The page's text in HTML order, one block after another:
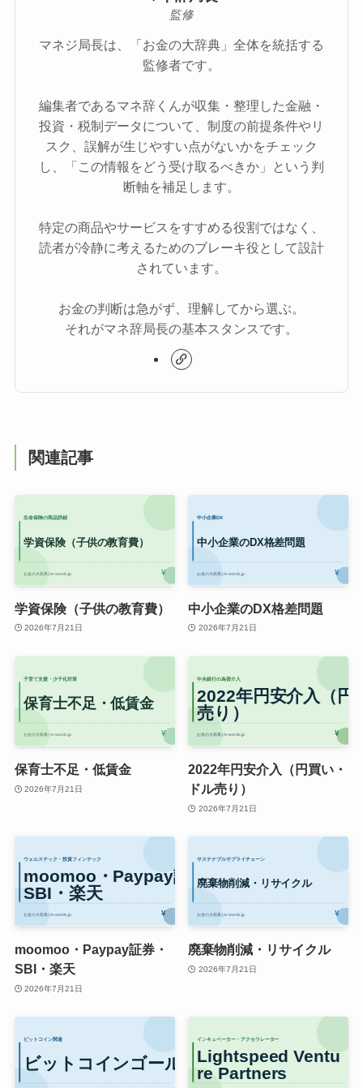
監修
マネジ局長は、「お金の大辞典」全体を統括する
監修者です。
編集者であるマネ辞くんが収集・整理した金融・
投資・税制データについて、制度の前提条件やリ
スク、誤解が生じやすい点がないかをチェック
し、「この情報をどう受け取るべきか」という判
断軸を補足します。
特定の商品やサービスをすすめる役割ではなく、
読者が冷静に考えるためのブレーキ役として設計
されています。
お金の判断は急がず、理解してから選ぶ。
それがマネ辞局長の基本スタンスです。
関連記事
学資保険（子供の教育費）
2026年7月21日
中小企業のDX格差問題
2026年7月21日
保育士不足・低賃金
2026年7月21日
2022年円安介入（円買い・
ドル売り）
2026年7月21日
moomoo・Paypay証券・
SBI・楽天
2026年7月21日
廃棄物削減・リサイクル
2026年7月21日